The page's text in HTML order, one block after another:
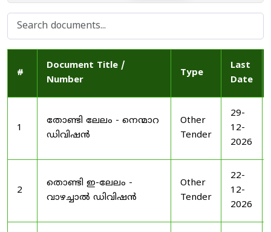
#
Document Title /
Number
Type
Last
Date
1
തോണ്ടി ലേലം - നെന്മാറ
ഡിവിഷൻ
Other
Tender
29-
12-
2026
2
തൊണ്ടി ഇ-ലേലം -
വാഴച്ചാൽ ഡിവിഷൻ
Other
Tender
22-
12-
2026